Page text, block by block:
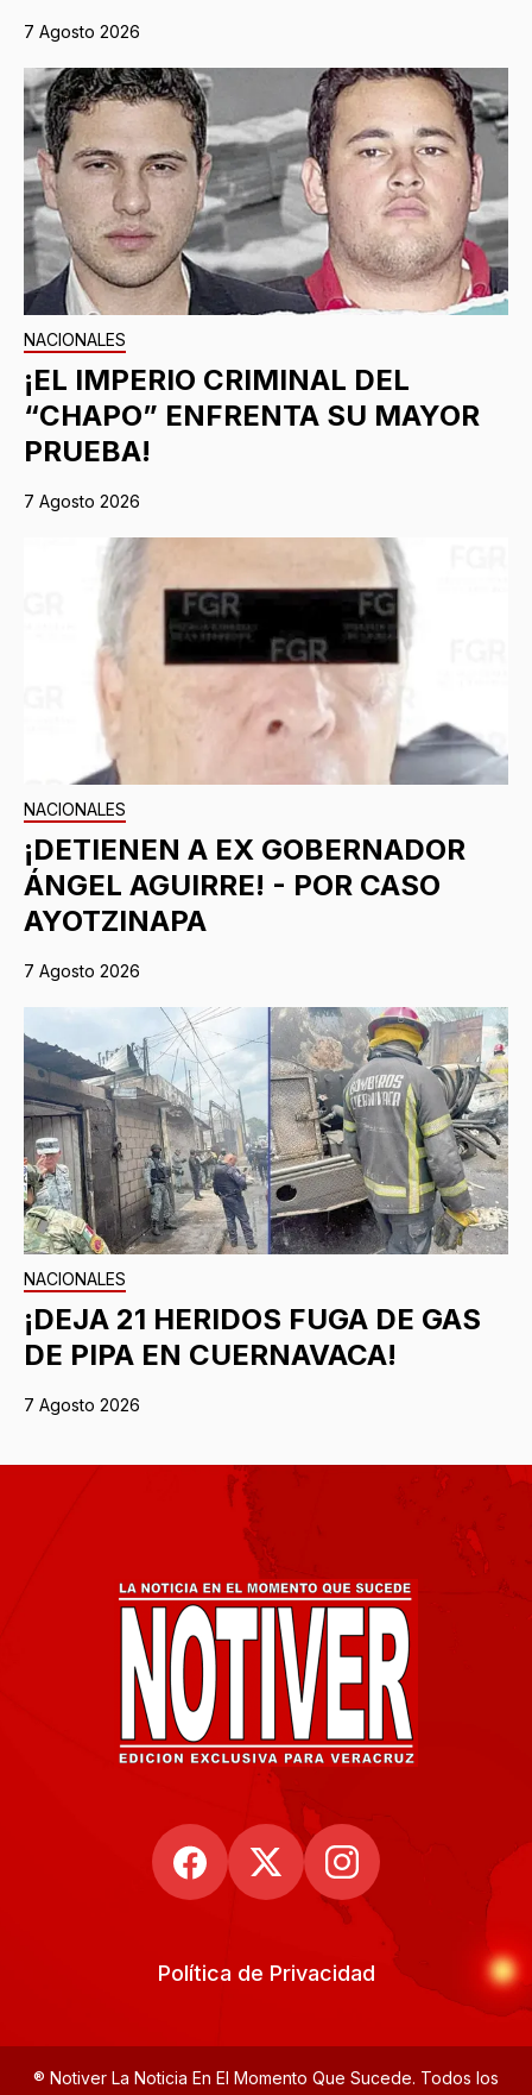
7 Agosto 2026
NACIONALES
¡EL IMPERIO CRIMINAL DEL
“CHAPO” ENFRENTA SU MAYOR
PRUEBA!
7 Agosto 2026
NACIONALES
¡DETIENEN A EX GOBERNADOR
ÁNGEL AGUIRRE! - POR CASO
AYOTZINAPA
7 Agosto 2026
NACIONALES
¡DEJA 21 HERIDOS FUGA DE GAS
DE PIPA EN CUERNAVACA!
7 Agosto 2026
Política de Privacidad
® Notiver La Noticia En El Momento Que Sucede. Todos los